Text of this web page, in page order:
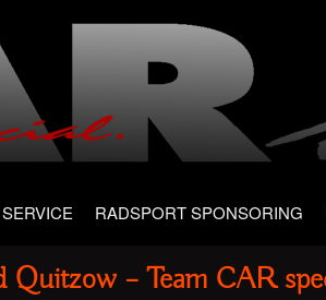
SERVICE RADSPORT SPONSORING
– Team CAR